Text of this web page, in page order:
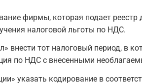
фирмы, которая подает реестр
налоговой льготы по НДС.
внести тот налоговый период, в
по НДС с внесенными
указать кодирование в